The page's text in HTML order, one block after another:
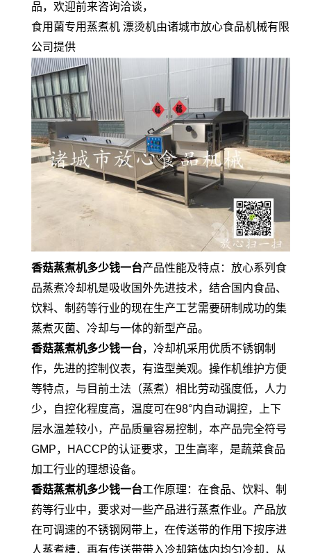
品，欢迎前来咨询洽谈，
食用菌专用蒸煮机 漂烫机由诸城市放心食品机械有限
公司提供
香菇蒸煮机多少钱一台产品性能及特点：放心系列食
品蒸煮冷却机是吸收国外先进技术，结合国内食品、
饮料、制药等行业的现在生产工艺需要研制成功的集
蒸煮灭菌、冷却与一体的新型产品。
香菇蒸煮机多少钱一台，冷却机采用优质不锈钢制
作，先进的控制仪表，有造型美观。操作机维护方便
等特点，与目前土法（蒸煮）相比劳动强度低，人力
少，自控化程度高，温度可在98°内自动调控，上下
层水温差较小，产品质量容易控制，本产品完全符号
GMP，HACCP的认证要求，卫生高率，是蔬菜食品
加工行业的理想设备。
香菇蒸煮机多少钱一台工作原理：在食品、饮料、制
药等行业中，要求对一些产品进行蒸煮作业。产品放
在可调速的不锈钢网带上，在传送带的作用下按序进
人蒸煮槽，再有传送带带入冷却箱体内均匀冷却，从